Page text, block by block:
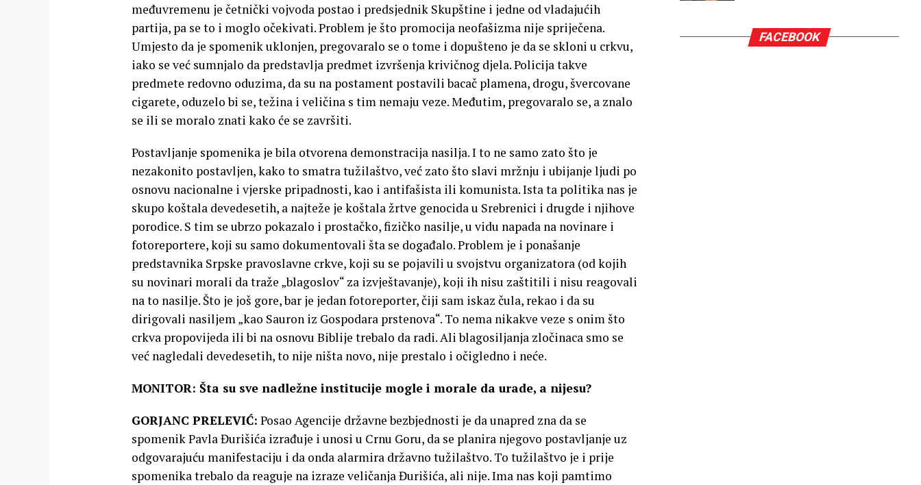
međuvremenu je četnički vojvoda postao i predsjednik Skupštine i jedne od vladajućih
partija, pa se to i moglo očekivati. Problem je što promocija neofašizma nije spriječena.
Umjesto da je spomenik uklonjen, pregovaralo se o tome i dopušteno je da se skloni u crkvu,
iako se već sumnjalo da predstavlja predmet izvršenja krivičnog djela. Policija takve
predmete redovno oduzima, da su na postament postavili bacač plamena, drogu, švercovane
cigarete, oduzelo bi se, težina i veličina s tim nemaju veze. Međutim, pregovaralo se, a znalo
se ili se moralo znati kako će se završiti.
Postavljanje spomenika je bila otvorena demonstracija nasilja. I to ne samo zato što je
nezakonito postavljen, kako to smatra tužilaštvo, već zato što slavi mržnju i ubijanje ljudi po
osnovu nacionalne i vjerske pripadnosti, kao i antifašista ili komunista. Ista ta politika nas je
skupo koštala devedesetih, a najteže je koštala žrtve genocida u Srebrenici i drugde i njihove
porodice. S tim se ubrzo pokazalo i prostačko, fizičko nasilje, u vidu napada na novinare i
fotoreportere, koji su samo dokumentovali šta se događalo. Problem je i ponašanje
predstavnika Srpske pravoslavne crkve, koji su se pojavili u svojstvu organizatora (od kojih
su novinari morali da traže „blagoslov“ za izvještavanje), koji ih nisu zaštitili i nisu reagovali
na to nasilje. Što je još gore, bar je jedan fotoreporter, čiji sam iskaz čula, rekao i da su
dirigovali nasiljem „kao Sauron iz Gospodara prstenova“. To nema nikakve veze s onim što
crkva propovijeda ili bi na osnovu Biblije trebalo da radi. Ali blagosiljanja zločinaca smo se
već nagledali devedesetih, to nije ništa novo, nije prestalo i očigledno i neće.
MONITOR: Šta su sve nadležne institucije mogle i morale da urade, a nijesu?
GORJANC PRELEVIĆ: Posao Agencije državne bezbjednosti je da unapred zna da se
spomenik Pavla Đurišića izrađuje i unosi u Crnu Goru, da se planira njegovo postavljanje uz
odgovarajuću manifestaciju i da onda alarmira državno tužilaštvo. To tužilaštvo je i prije
spomenika trebalo da reaguje na izraze veličanja Đurišića, ali nije. Ima nas koji pamtimo
FACEBOOK